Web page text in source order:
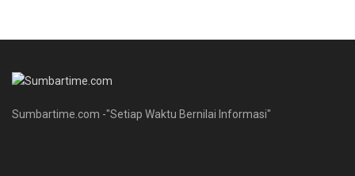
Sumbartime.com -"Setiap Waktu Bernilai Informasi"